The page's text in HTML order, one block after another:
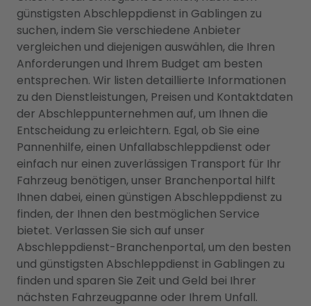
günstigsten Abschleppdienst in Gablingen zu
suchen, indem Sie verschiedene Anbieter
vergleichen und diejenigen auswählen, die Ihren
Anforderungen und Ihrem Budget am besten
entsprechen. Wir listen detaillierte Informationen
zu den Dienstleistungen, Preisen und Kontaktdaten
der Abschleppunternehmen auf, um Ihnen die
Entscheidung zu erleichtern. Egal, ob Sie eine
Pannenhilfe, einen Unfallabschleppdienst oder
einfach nur einen zuverlässigen Transport für Ihr
Fahrzeug benötigen, unser Branchenportal hilft
Ihnen dabei, einen günstigen Abschleppdienst zu
finden, der Ihnen den bestmöglichen Service
bietet. Verlassen Sie sich auf unser
Abschleppdienst-Branchenportal, um den besten
und günstigsten Abschleppdienst in Gablingen zu
finden und sparen Sie Zeit und Geld bei Ihrer
nächsten Fahrzeugpanne oder Ihrem Unfall.